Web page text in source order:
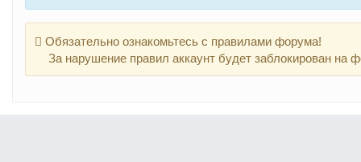
Обязательно ознакомьтесь с правилами форума!
За нарушение правил аккаунт будет заблокирован на